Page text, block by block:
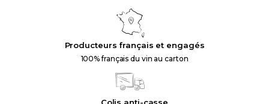
Producteurs français et engagés
100% français du vin au carton